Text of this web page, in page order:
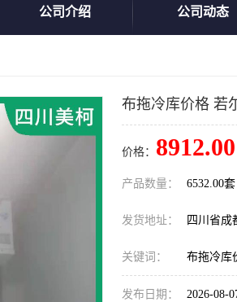
公司介绍 公司动态
布拖冷库价格 若
价格： 8912.00
产品数量： 6532.00套
发货地址： 四川省成
关键词： 布拖冷库
发布日期： 2026-08-